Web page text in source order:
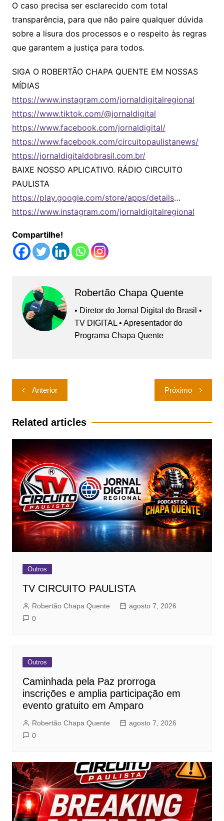
O caso precisa ser esclarecido com total
transparência, para que não paire qualquer dúvida
sobre a lisura dos processos e o respeito às regras
que garantem a justiça para todos.
SIGA O ROBERTÃO CHAPA QUENTE EM NOSSAS
MÍDIAS
https://www.instagram.com/jornaldigitalregional
https://www.tiktok.com/@jornaldigital
https://www.facebook.com/jornaldigital/
https://www.facebook.com/circuitopaulistanews/
https://jornaldigitaldobrasil.com.br/
BAIXE NOSSO APLICATIVO. RÁDIO CIRCUITO
PAULISTA
https://play.google.com/store/apps/details…
https://www.instagram.com/jornaldigitalregional
Compartilhe!
Robertão Chapa Quente
• Diretor do Jornal Digital do Brasil •
TV DIGITAL • Apresentador do
Programa Chapa Quente
Navegação
de
Post
Anterior Próximo
Related articles
Outros
TV CIRCUITO PAULISTA
Robertão Chapa Quente
agosto 7, 2026
0
Outros
Caminhada pela Paz prorroga
inscrições e amplia participação em
evento gratuito em Amparo
Robertão Chapa Quente
agosto 7, 2026
0